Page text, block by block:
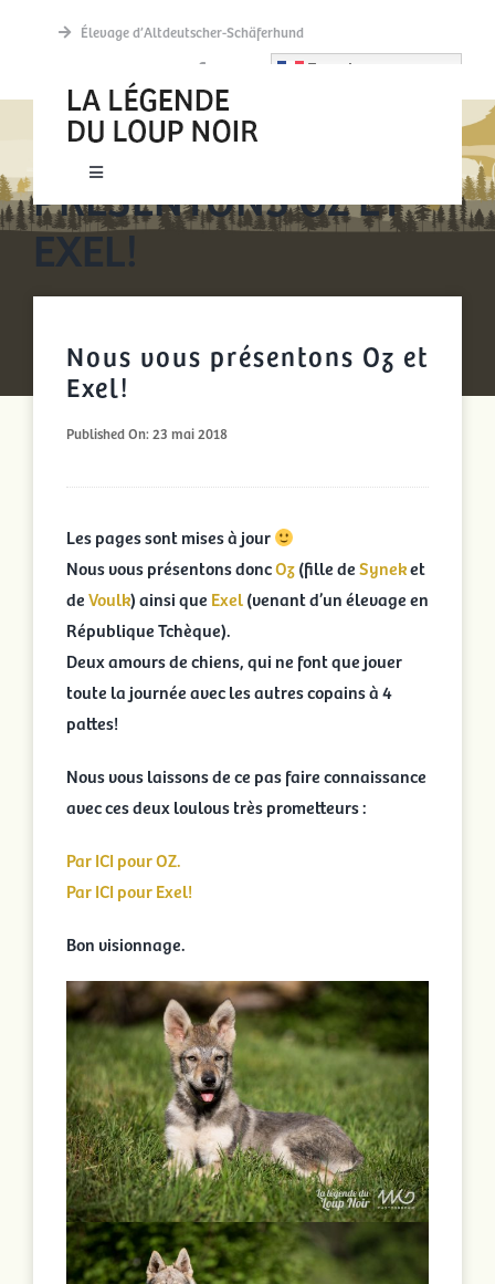
Élevage d’Altdeutscher-Schäferhund
French
Toggle
Navigation
New accueil
Actualités
Découvrir
Portées archivées
Infos pratiques
Activités
Rechercher:
NOUS VOUS
PRÉSENTONS OZ ET
EXEL!
Nous vous présentons Oz et
Exel!
Published On: 23 mai 2018
Les pages sont mises à jour
Nous vous présentons doncOz(fille deSyneket
deVoulk) ainsi que Exel(venant d’un élevage en
République Tchèque).
Deux amours de chiens, qui ne font que jouer
toute la journée avec les autres copains à 4
pattes!
Nous vous laissons de ce pas faire connaissance
avec ces deux loulous très prometteurs :
Par ICI pour OZ.
Par ICI pour Exel!
Bon visionnage.